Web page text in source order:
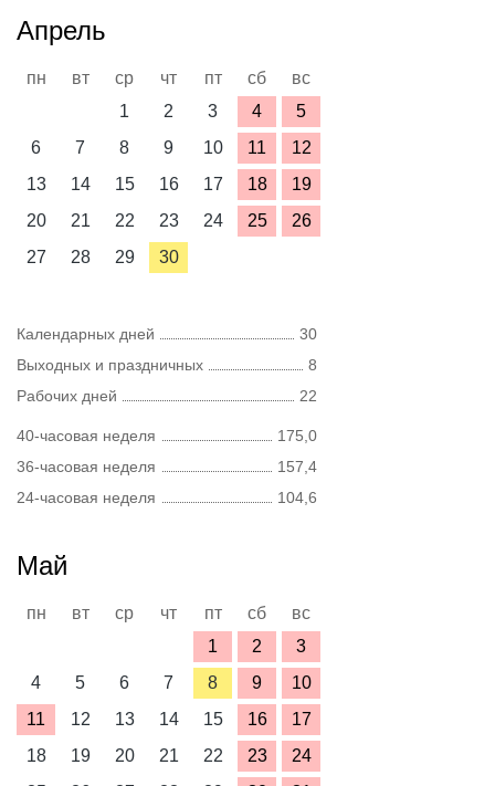
Апрель
пн вт ср чт пт сб
вс
1
2 3 4
5
6
7 8 9 10 11
12
13
14 15 16 17 18
19
20
21 22 23 24 25
26
27
28 29 30
Календарных дней
30
Выходных и праздничных
8
Рабочих дней
22
40-часовая неделя
175,0
36-часовая неделя
157,4
24-часовая неделя
104,6
Май
пн вт ср чт пт сб
вс
1
2
3
4
5 6 7 8 9
10
11
12 13 14 15 16
17
18
19 20 21 22 23
24